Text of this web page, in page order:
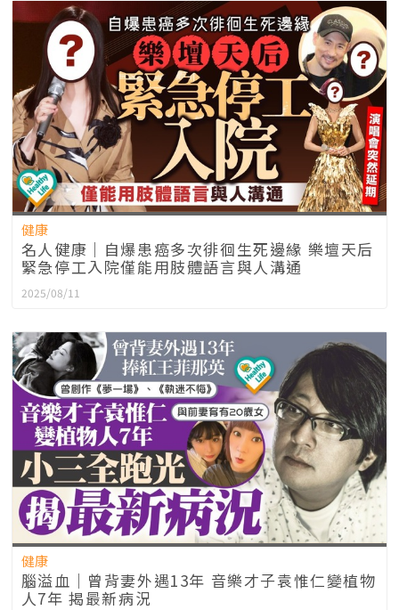
健康
名人健康｜自爆患癌多次徘徊生死邊緣 樂壇天后
緊急停工入院僅能用肢體語言與人溝通
2025/08/11
健康
腦溢血｜曾背妻外遇13年 音樂才子袁惟仁變植物
人7年 揭最新病況